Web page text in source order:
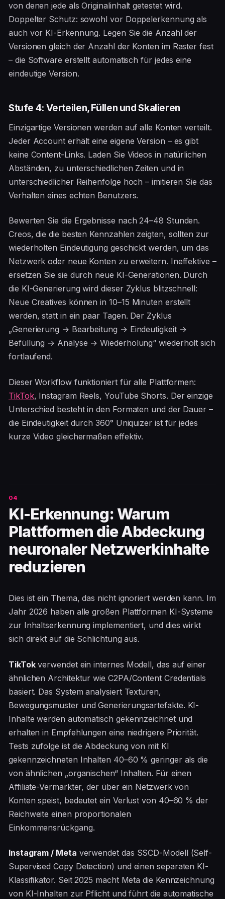
von denen jede als Originalinhalt getestet wird.
Doppelter Schutz: sowohl vor Doppelerkennung als
auch vor KI-Erkennung. Legen Sie die Anzahl der
Versionen gleich der Anzahl der Konten im Raster fest
– die Software erstellt automatisch für jedes eine
eindeutige Version.
Stufe 4: Verteilen, Füllen und Skalieren
Einzigartige Versionen werden auf alle Konten verteilt.
Jeder Account erhält eine eigene Version – es gibt
keine Content-Links. Laden Sie Videos in natürlichen
Abständen, zu unterschiedlichen Zeiten und in
unterschiedlicher Reihenfolge hoch – imitieren Sie das
Verhalten eines echten Benutzers.
Bewerten Sie die Ergebnisse nach 24–48 Stunden.
Creos, die die besten Kennzahlen zeigten, sollten zur
wiederholten Eindeutigung geschickt werden, um das
Netzwerk oder neue Konten zu erweitern. Ineffektive –
ersetzen Sie sie durch neue KI-Generationen. Durch
die KI-Generierung wird dieser Zyklus blitzschnell:
Neue Creatives können in 10–15 Minuten erstellt
werden, statt in ein paar Tagen. Der Zyklus
„Generierung → Bearbeitung → Eindeutigkeit →
Befüllung → Analyse → Wiederholung“ wiederholt sich
fortlaufend.
Dieser Workflow funktioniert für alle Plattformen:
TikTok, Instagram Reels, YouTube Shorts. Der einzige
Unterschied besteht in den Formaten und der Dauer –
die Eindeutigkeit durch 360° Uniquizer ist für jedes
kurze Video gleichermaßen effektiv.
KI-Erkennung: Warum
Plattformen die Abdeckung
neuronaler Netzwerkinhalte
reduzieren
Dies ist ein Thema, das nicht ignoriert werden kann. Im
Jahr 2026 haben alle großen Plattformen KI-Systeme
zur Inhaltserkennung implementiert, und dies wirkt
sich direkt auf die Schlichtung aus.
TikTokverwendet ein internes Modell, das auf einer
ähnlichen Architektur wie C2PA/Content Credentials
basiert. Das System analysiert Texturen,
Bewegungsmuster und Generierungsartefakte. KI-
Inhalte werden automatisch gekennzeichnet und
erhalten in Empfehlungen eine niedrigere Priorität.
Tests zufolge ist die Abdeckung von mit KI
gekennzeichneten Inhalten 40–60 % geringer als die
von ähnlichen „organischen“ Inhalten. Für einen
Affiliate-Vermarkter, der über ein Netzwerk von
Konten speist, bedeutet ein Verlust von 40–60 % der
Reichweite einen proportionalen
Einkommensrückgang.
Instagram / Meta verwendet das SSCD-Modell (Self-
Supervised Copy Detection) und einen separaten KI-
Klassifikator. Seit 2025 macht Meta die Kennzeichnung
von KI-Inhalten zur Pflicht und führt die automatische